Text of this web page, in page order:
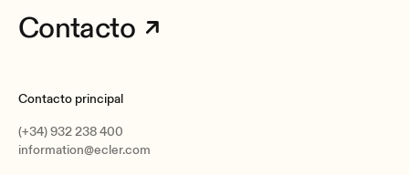
Contacto
Contacto principal
(+34) 932 238 400
information@ecler.com